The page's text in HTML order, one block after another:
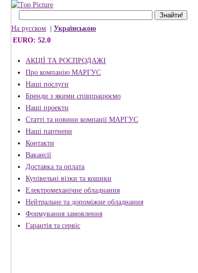
На русском
Українською
EURO: 52.0
АКЦІЇ ТА РОСПРОДАЖІ
Про компанію МАРГУС
Наші послуги
Бренди з якими співпрацюємо
Наші проекти
Статті та новини компанії МАРГУС
Наші партнери
Контакти
Вакансії
Доставка та оплата
Купівельні візки та кошики
Електромеханічне обладнання
Нейтральне та допоміжне обладнання
Формування замовлення
Гарантія та сервіс